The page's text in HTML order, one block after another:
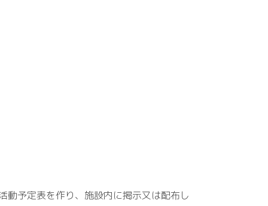
動予定表を作り、施設内に掲示又は配布し